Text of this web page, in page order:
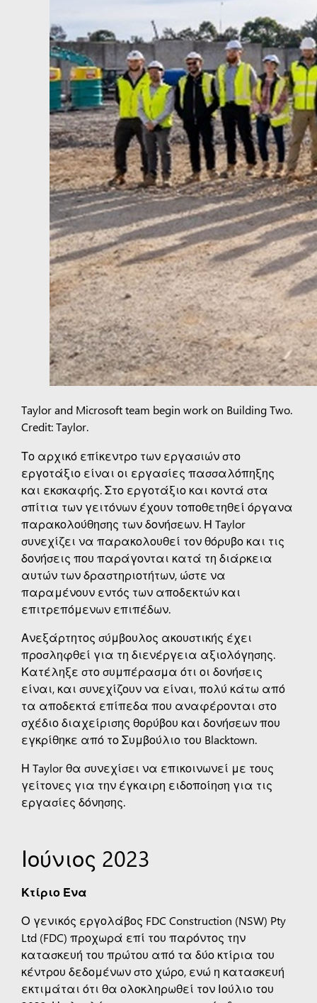
Taylor and Microsoft team begin work on Building Two.
Credit: Taylor.
Το αρχικό επίκεντρο των εργασιών στο
εργοτάξιο είναι οι εργασίες πασσαλόπηξης
και εκσκαφής. Στο εργοτάξιο και κοντά στα
σπίτια των γειτόνων έχουν τοποθετηθεί όργανα
παρακολούθησης των δονήσεων. Η Taylor
συνεχίζει να παρακολουθεί τον θόρυβο και τις
δονήσεις που παράγονται κατά τη διάρκεια
αυτών των δραστηριοτήτων, ώστε να
παραμένουν εντός των αποδεκτών και
επιτρεπόμενων επιπέδων.
Ανεξάρτητος σύμβουλος ακουστικής έχει
προσληφθεί για τη διενέργεια αξιολόγησης.
Κατέληξε στο συμπέρασμα ότι οι δονήσεις
είναι, και συνεχίζουν να είναι, πολύ κάτω από
τα αποδεκτά επίπεδα που αναφέρονται στο
σχέδιο διαχείρισης θορύβου και δονήσεων που
εγκρίθηκε από το Συμβούλιο του Blacktown.
Η Taylor θα συνεχίσει να επικοινωνεί με τους
γείτονες για την έγκαιρη ειδοποίηση για τις
εργασίες δόνησης.
Ιούνιος 2023
Κτίριο Ένα
Ο γενικός εργολάβος FDC Construction (NSW) Pty
Ltd (FDC) προχωρά επί του παρόντος την
κατασκευή του πρώτου από τα δύο κτίρια του
κέντρου δεδομένων στο χώρο, ενώ η κατασκευή
εκτιμάται ότι θα ολοκληρωθεί τον Ιούλιο του